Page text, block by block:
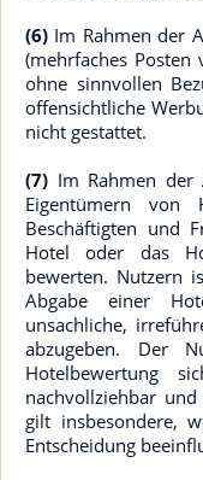
(6) Im Rahmen der
(mehrfaches
ohne sinnvollen
offensichtliche
nicht gestattet.
(7) Im Rahmen der
Eigentümern von
Beschäftigten und
Hotel oder das
bewerten. Nutzern
Abgabe einer
unsachliche,
abzugeben. Der
Hotelbewertung
nachvollziehbar
gilt insbesondere,
Entscheidung